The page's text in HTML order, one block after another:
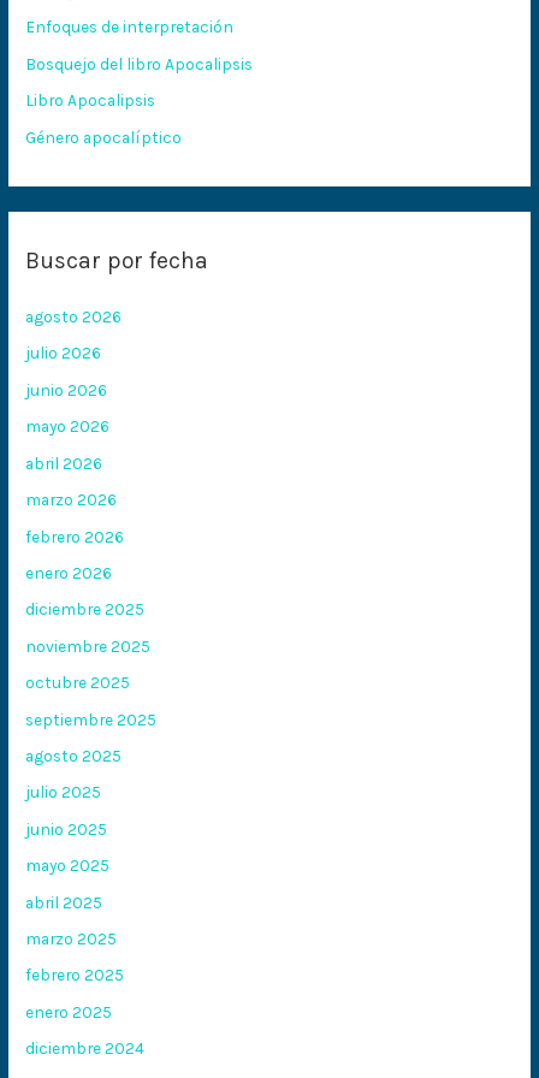
o
r
:
Enfoques de interpretación
Bosquejo del libro Apocalipsis
Libro Apocalipsis
Género apocalíptico
Buscar por fecha
agosto 2026
julio 2026
junio 2026
mayo 2026
abril 2026
marzo 2026
febrero 2026
enero 2026
diciembre 2025
noviembre 2025
octubre 2025
septiembre 2025
agosto 2025
julio 2025
junio 2025
mayo 2025
abril 2025
marzo 2025
febrero 2025
enero 2025
diciembre 2024